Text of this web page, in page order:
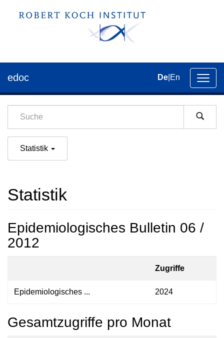
der
edoc De En
Statistik
Statistik
Epidemiologisches Bulletin 06 /
2012
Zugriffe
Epidemiologisches ... 2024
Gesamtzugriffe pro Monat